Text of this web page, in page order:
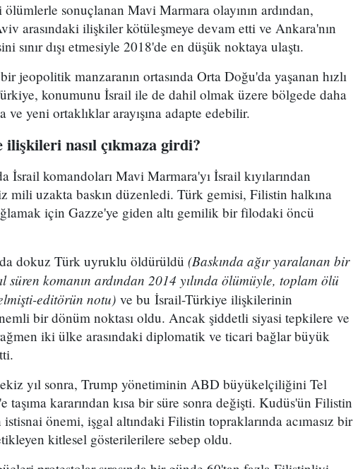
ölümlerle sonuçlanan Mavi Marmara olayının ardından,
arasındaki ilişkiler kötüleşmeye devam etti ve Ankara'nın
sınır dışı etmesiyle 2018'de en düşük noktaya ulaştı.
jeopolitik manzaranın ortasında Orta Doğu'da yaşanan hızlı
konumunu İsrail ile de dahil olmak üzere bölgede daha
yeni ortaklıklar arayışına adapte edebilir.
nasıl çıkmaza girdi?
İsrail komandoları Mavi Marmara'yı İsrail kıyılarından
mili uzakta baskın düzenledi. Türk gemisi, Filistin halkına
için Gazze'ye giden altı gemilik bir filodaki öncü
dokuz Türk uyruklu öldürüldü (Baskında ağır yaralanan bir
süren komanın ardından 2014 yılında ölümüyle, toplam ölü
editörün notu) ve bu İsrail-Türkiye ilişkilerinin
bir dönüm noktası oldu. Ancak şiddetli siyasi tepkilere ve
iki ülke arasındaki diplomatik ve ticari bağlar büyük
yıl sonra, Trump yönetiminin ABD büyükelçiliğini Tel
taşıma kararından kısa bir süre sonra değişti. Kudüs'ün Filistin
istisnai önemi, işgal altındaki Filistin topraklarında acımasız bir
kitlesel gösterilerilere sebep oldu.